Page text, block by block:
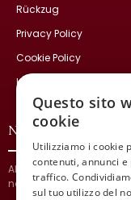
Rückzug
Privacy Policy
Cookie Policy
Kontakte
NEWSLETTER
Abonnieren Sie und
neuesten Nachrichten.
Questo sito
cookie
Utilizziamo i cookie
contenuti, annunci
traffico.
sul tuo utilizzo del